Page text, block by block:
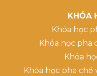
KHÓA
Khóa học
Khóa học pha
Khóa
Khóa học pha